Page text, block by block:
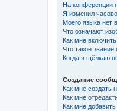
На конференции
Я изменил
Моего языка нет
Что означают
Как мне
Что такое звание
Когда я щёлкаю
Создание
Как мне создать
Как мне
Как мне